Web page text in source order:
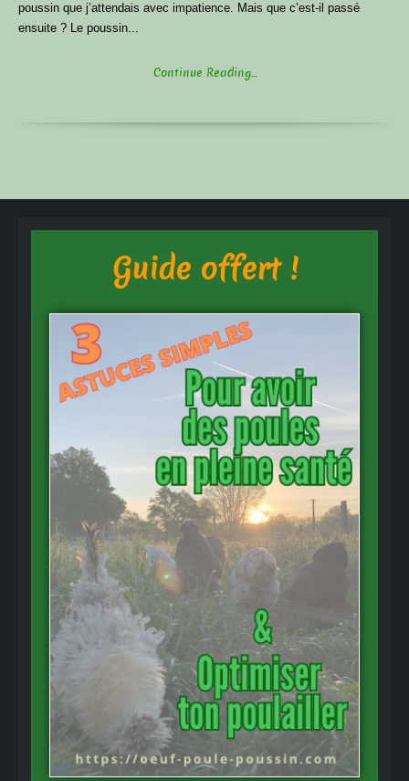
poussin que j’attendais avec impatience. Mais que c’est-il passé
ensuite ? Le poussin...
Continue Reading...
Guide offert !